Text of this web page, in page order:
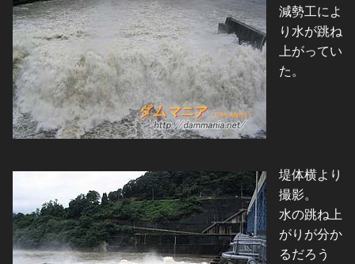
減勢工によ
り水が跳ね
上がってい
た。
堤体横より
撮影。
水の跳ね上
がりが分か
るだろう